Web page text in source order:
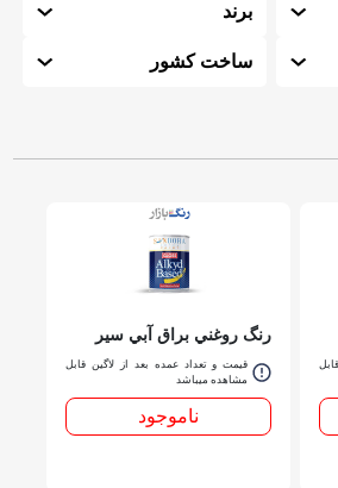
برند
ساخت کشور
رنگ روغني براق آبي سير
ساندورا کد 564 ربعي
قیمت و تعداد عمده بعد از لاگین قابل
مشاهده میباشد
ناموجود